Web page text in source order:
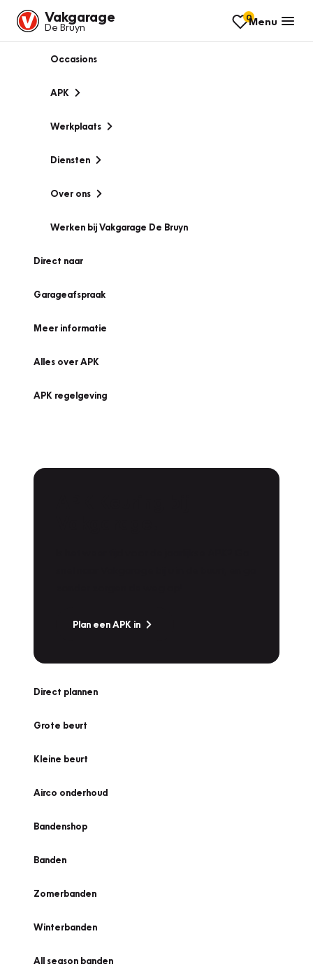
Vakgarage
De Bruyn
0Menu
Occasions
APK
Werkplaats
Diensten
Over ons
Werken bij Vakgarage De Bruyn
Direct naar
Garageafspraak
Meer informatie
Alles over APK
APK regelgeving
Plan een APK in
Direct plannen
Grote beurt
Kleine beurt
Airco onderhoud
Bandenshop
Banden
Zomerbanden
Winterbanden
All season banden